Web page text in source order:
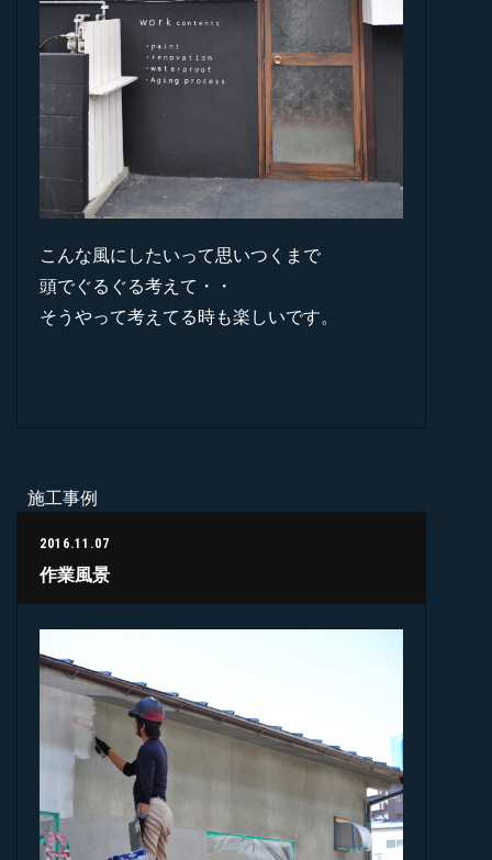
こんな風にしたいって思いつくまで
頭でぐるぐる考えて・・
そうやって考えてる時も楽しいです。
施工事例
2016.11.07
作業風景